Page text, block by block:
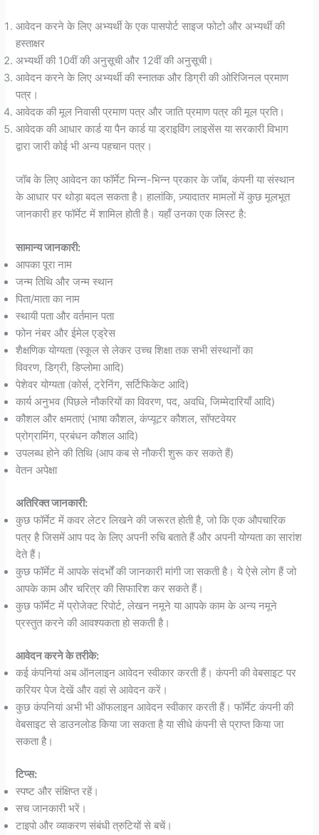
आवेदन करने के लिए अभ्यर्थी के एक पासपोर्ट साइज फोटो और अभ्यर्थी की
हस्ताक्षर
अभ्यर्थी की 10वीं की अनुसूची और 12वीं की अनुसूची।
आवेदन करने के लिए अभ्यर्थी की स्नातक और डिग्री की ओरिजिनल प्रमाण
पत्र।
आवेदक की मूल निवासी प्रमाण पत्र और जाति प्रमाण पत्र की मूल प्रति।
आवेदक की आधार कार्ड या पैन कार्ड या ड्राइविंग लाइसेंस या सरकारी विभाग
द्वारा जारी कोई भी अन्य पहचान पत्र।
जॉब के लिए आवेदन का फॉर्मेट भिन्न-भिन्न प्रकार के जॉब, कंपनी या संस्थान
के आधार पर थोड़ा बदल सकता है। हालांकि, ज़्यादातर मामलों में कुछ मूलभूत
जानकारी हर फॉर्मेट में शामिल होती है। यहाँ उनका एक लिस्ट है:
सामान्य जानकारी:
आपका पूरा नाम
जन्म तिथि और जन्म स्थान
पिता/माता का नाम
स्थायी पता और वर्तमान पता
फोन नंबर और ईमेल एड्रेस
शैक्षणिक योग्यता (स्कूल से लेकर उच्च शिक्षा तक सभी संस्थानों का
विवरण, डिग्री, डिप्लोमा आदि)
पेशेवर योग्यता (कोर्स, ट्रेनिंग, सर्टिफिकेट आदि)
कार्य अनुभव (पिछले नौकरियों का विवरण, पद, अवधि, जिम्मेदारियाँ आदि)
कौशल और क्षमताएं (भाषा कौशल, कंप्यूटर कौशल, सॉफ्टवेयर
प्रोग्रामिंग, प्रबंधन कौशल आदि)
उपलब्ध होने की तिथि (आप कब से नौकरी शुरू कर सकते हैं)
वेतन अपेक्षा
अतिरिक्त जानकारी:
कुछ फॉर्मेट में कवर लेटर लिखने की जरूरत होती है, जो कि एक औपचारिक
पत्र है जिसमें आप पद के लिए अपनी रुचि बताते हैं और अपनी योग्यता का सारांश
देते हैं।
कुछ फॉर्मेट में आपके संदर्भों की जानकारी मांगी जा सकती है। ये ऐसे लोग हैं जो
आपके काम और चरित्र की सिफारिश कर सकते हैं।
कुछ फॉर्मेट में प्रोजेक्ट रिपोर्ट, लेखन नमूने या आपके काम के अन्य नमूने
प्रस्तुत करने की आवश्यकता हो सकती है।
आवेदन करने के तरीके:
कई कंपनियां अब ऑनलाइन आवेदन स्वीकार करती हैं। कंपनी की वेबसाइट पर
करियर पेज देखें और वहां से आवेदन करें।
कुछ कंपनियां अभी भी ऑफलाइन आवेदन स्वीकार करती हैं। फॉर्मेट कंपनी की
वेबसाइट से डाउनलोड किया जा सकता है या सीधे कंपनी से प्राप्त किया जा
सकता है।
टिप्स:
स्पष्ट और संक्षिप्त रहें।
सच जानकारी भरें।
टाइपो और व्याकरण संबंधी त्रुटियों से बचें।